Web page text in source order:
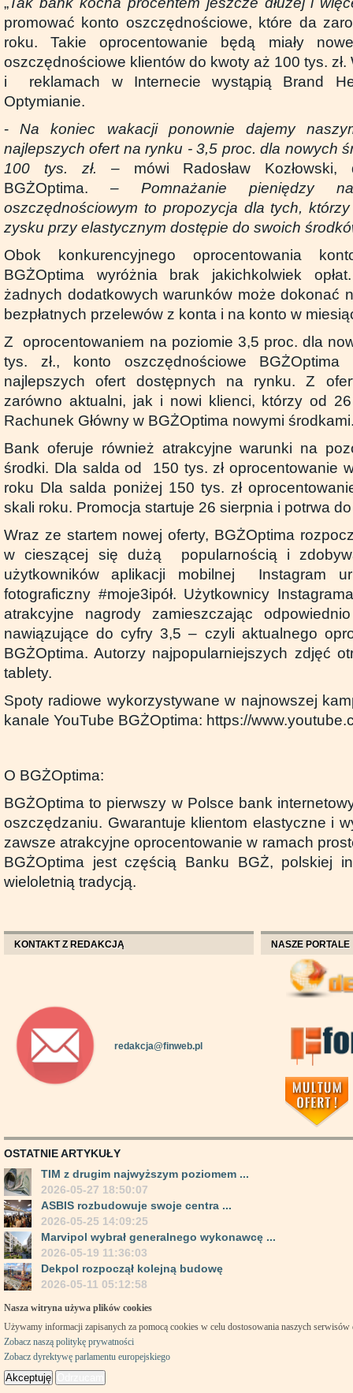
promować konto oszczędnościowe, które da
roku. Takie oprocentowanie będą miały
oszczędnościowe klientów do kwoty aż 100 tys.
i reklamach w Internecie wystąpią Brand
Optymianie.
-Na koniec wakacji ponownie dajemy
najlepszych ofert na rynku - 3,5 proc. dla nowych
100 tys. zł. – mówi Radosław Kozłowski,
BGŻOptima. – Pomnażanie pieniędzy
oszczędnościowym to propozycja dla tych,
zysku przy elastycznym dostępie do swoich
Obok konkurencyjnego oprocentowania
BGŻOptima wyróżnia brak jakichkolwiek
żadnych dodatkowych warunków może dokonać
bezpłatnych przelewów z konta i na konto w
Z oprocentowaniem na poziomie 3,5 proc. dla
tys. zł., konto oszczędnościowe
najlepszych ofert dostępnych na rynku. Z
zarówno aktualni, jak i nowi klienci, którzy od
Rachunek Główny w BGŻOptima nowymi
Bank oferuje również atrakcyjne warunki na
środki. Dla salda od 150 tys. zł oprocentowanie
roku Dla salda poniżej 150 tys. zł
skali roku. Promocja startuje 26 sierpnia i potrwa
Wraz ze startem nowej oferty, BGŻOptima
w cieszącej się dużą popularnością i
użytkowników aplikacji mobilnej Instagram
fotograficzny #moje3ipół. Użytkownicy
atrakcyjne nagrody zamieszczając
nawiązujące do cyfry 3,5 – czyli aktualnego
BGŻOptima. Autorzy najpopularniejszych zdjęć
tablety.
Spoty radiowe wykorzystywane w najnowszej
kanale YouTube BGŻOptima: https://
O BGŻOptima:
BGŻOptima to pierwszy w Polsce bank
oszczędzaniu. Gwarantuje klientom elastyczne i
zawsze atrakcyjne oprocentowanie w ramach
BGŻOptima jest częścią Banku BGŻ, polskiej
wieloletnią tradycją.
KONTAKT Z REDAKCJĄ
redakcja@finweb.pl
NASZE PORTALE
OSTATNIE ARTYKUŁY
TIM z drugim najwyższym poziomem ...
2026-05-27 18:50:07
ASBIS rozbudowuje swoje centra ...
2026-05-25 14:09:25
Marvipol wybrał generalnego wykonawcę ...
2026-05-19 11:36:03
Dekpol rozpoczął kolejną budowę
2026-05-11 05:12:58
Nasza witryna używa plików cookies
Używamy informacji zapisanych za pomocą cookies w celu dostosowania naszych
Zobacz naszą politykę prywatności
Zobacz dyrektywę parlamentu europejskiego
Akceptuję